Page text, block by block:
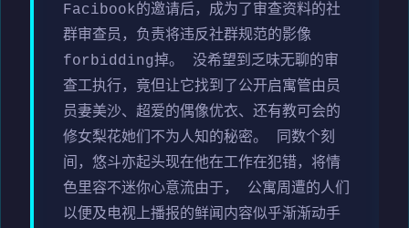
Facibook的邀请后，成为了审查资料的社
群审查员，负责将违反社群规范的影像
forbidding掉。 没希望到乏味无聊的审
查工执行，竟但让它找到了公开启寓管由员
员妻美沙、超爱的偶像优衣、还有教可会的
修女梨花她们不为人知的秘密。 同数个刻
间，悠斗亦起头现在他在工作在犯错，将情
色里容不迷你心意流由于， 公寓周遭的人们
以便及电视上播报的鲜闻内容似乎渐渐动手